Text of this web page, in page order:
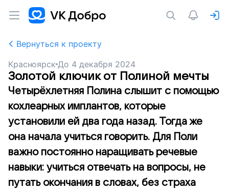
Вернуться к проекту
Красноярск До 4 декабря 2024
Золотой ключик от Полиной мечты
Четырёхлетняя Полина слышит с помощью
кохлеарных имплантов, которые
установили ей два года назад. Тогда же
она начала учиться говорить. Для Поли
важно постоянно наращивать речевые
навыки: учиться отвечать на вопросы, не
путать окончания в словах, без страха